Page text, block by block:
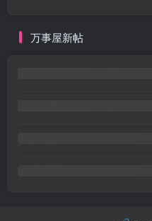
万事屋新帖